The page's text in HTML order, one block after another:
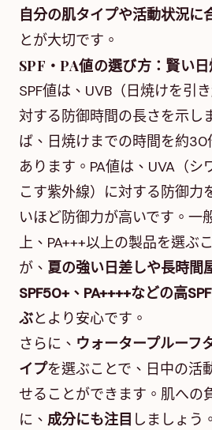
自分の肌タイプや活動状況に
とが大切です。
SPF・PA値の選び方：賢い
SPF値は、UVB（日焼けを引
対する防御時間の長さを示し
ば、日焼けまでの時間を約
あります。PA値は、UVA（
こす紫外線）に対する防御力
いほど防御力が高いです。一
上、PA+++以上の製品を選ぶ
が、 夏の強い日差しや長時間
SPF50+、PA++++などの高
ぶとより安心です。
さらに、 ウォータープルーフ
イプを選ぶことで、日中の活
せることができます。肌への
に、 成分にも注目 しましょう